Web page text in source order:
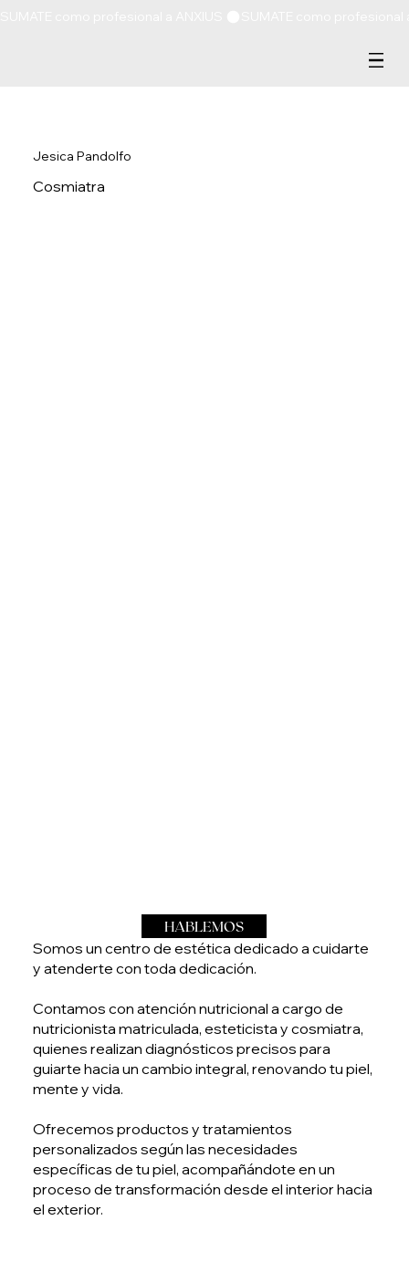
Jesica Pandolfo
Cosmiatra
HABLEMOS
Somos un centro de estética dedicado a cuidarte
y atenderte con toda dedicación.
Contamos con atención nutricional a cargo de
nutricionista matriculada, esteticista y cosmiatra,
quienes realizan diagnósticos precisos para
guiarte hacia un cambio integral, renovando tu piel,
mente y vida.
Ofrecemos productos y tratamientos
personalizados según las necesidades
específicas de tu piel, acompañándote en un
proceso de transformación desde el interior hacia
el exterior.